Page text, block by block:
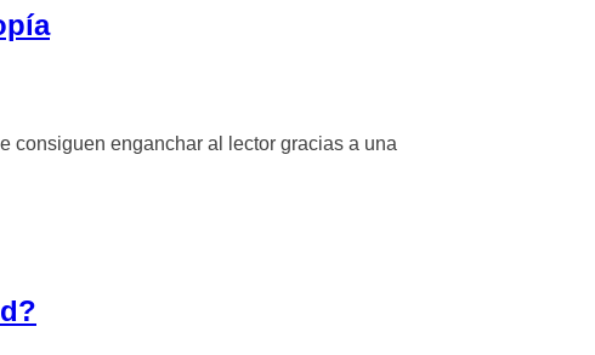
consiguen enganchar al lector gracias a una